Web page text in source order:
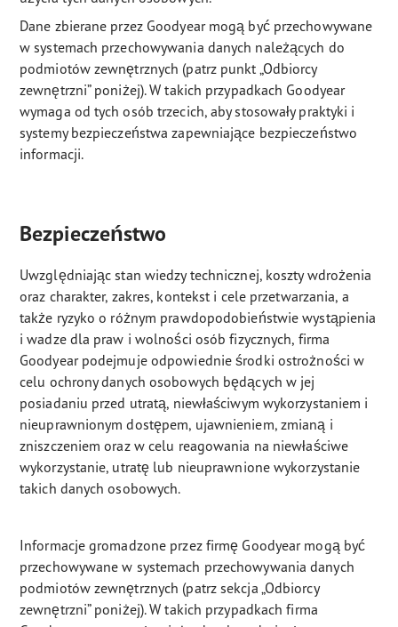
Dane zbierane przez Goodyear mogą być przechowywane
w systemach przechowywania danych należących do
podmiotów zewnętrznych (patrz punkt „Odbiorcy
zewnętrzni” poniżej). W takich przypadkach Goodyear
wymaga od tych osób trzecich, aby stosowały praktyki i
systemy bezpieczeństwa zapewniające bezpieczeństwo
informacji.
Bezpieczeństwo
Uwzględniając stan wiedzy technicznej, koszty wdrożenia
oraz charakter, zakres, kontekst i cele przetwarzania, a
także ryzyko o różnym prawdopodobieństwie wystąpienia
i wadze dla praw i wolności osób fizycznych, firma
Goodyear podejmuje odpowiednie środki ostrożności w
celu ochrony danych osobowych będących w jej
posiadaniu przed utratą, niewłaściwym wykorzystaniem i
nieuprawnionym dostępem, ujawnieniem, zmianą i
zniszczeniem oraz w celu reagowania na niewłaściwe
wykorzystanie, utratę lub nieuprawnione wykorzystanie
takich danych osobowych.
Informacje gromadzone przez firmę Goodyear mogą być
przechowywane w systemach przechowywania danych
podmiotów zewnętrznych (patrz sekcja „Odbiorcy
zewnętrzni” poniżej). W takich przypadkach firma